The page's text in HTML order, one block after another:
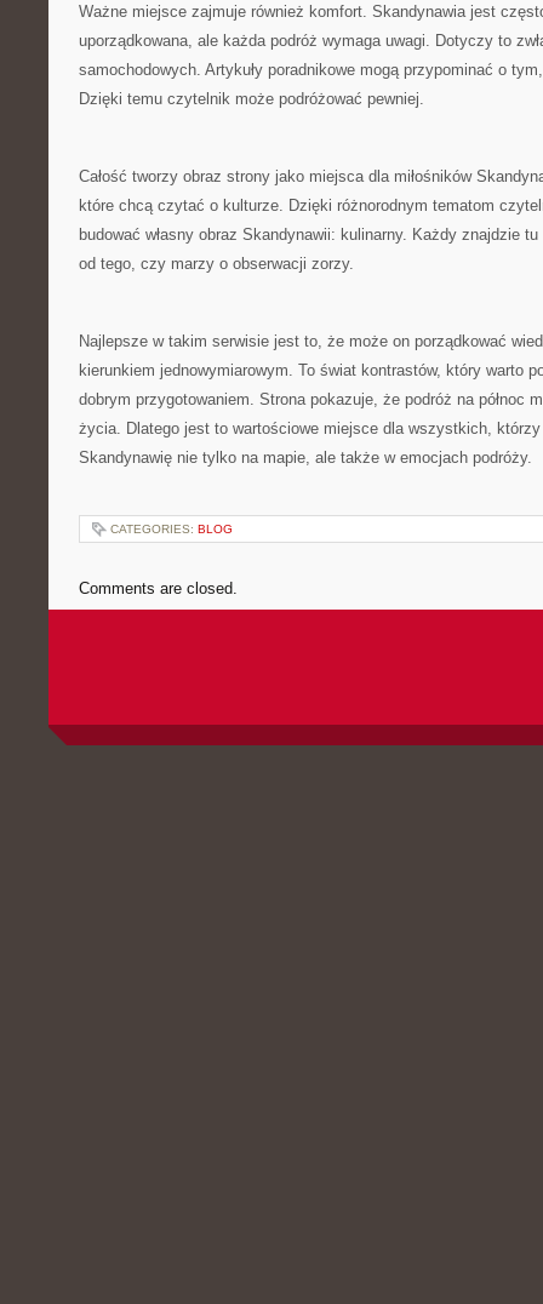
Ważne miejsce zajmuje również komfort. Skandynawia jest
uporządkowana, ale każda podróż wymaga uwagi. Dotyczy to
samochodowych. Artykuły poradnikowe mogą przypominać o
Dzięki temu czytelnik może podróżować pewniej.
Całość tworzy obraz strony jako miejsca dla miłośników
które chcą czytać o kulturze. Dzięki różnorodnym tematom
budować własny obraz Skandynawii: kulinarny. Każdy znajdzie
od tego, czy marzy o obserwacji zorzy.
Najlepsze w takim serwisie jest to, że może on porządkować
kierunkiem jednowymiarowym. To świat kontrastów, który warto
dobrym przygotowaniem. Strona pokazuje, że podróż na północ
życia. Dlatego jest to wartościowe miejsce dla wszystkich,
Skandynawię nie tylko na mapie, ale także w emocjach podróży.
CATEGORIES: BLOG
Comments are closed.